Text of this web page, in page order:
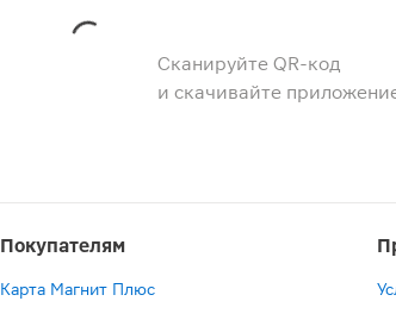
Сканируйте QR-код
и скачивайте
Покупателям
Карта Магнит Плюс